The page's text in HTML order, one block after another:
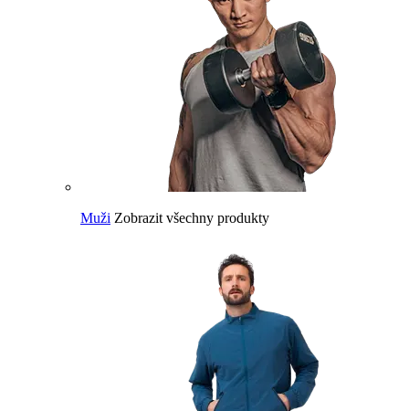
Muži Zobrazit všechny produkty